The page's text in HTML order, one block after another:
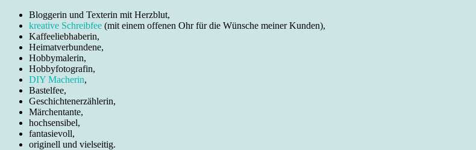
Bloggerin und Texterin mit Herzblut,
kreative Schreibfee (mit einem offenen Ohr für die Wünsche meiner Kunden),
Kaffeeliebhaberin,
Heimatverbundene,
Hobbymalerin,
Hobbyfotografin,
DIY Macherin,
Bastelfee,
Geschichtenerzählerin,
Märchentante,
hochsensibel,
fantasievoll,
originell und vielseitig.